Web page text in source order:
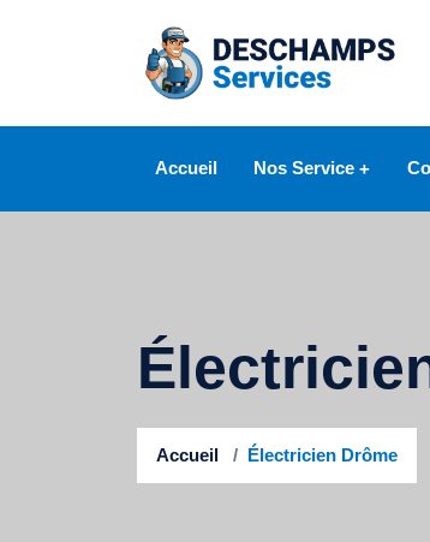
Accueil Nos Service
Changement de
Changement de
Accueil Électricien Drôme